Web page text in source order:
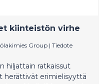
kiinteistön virhe
Group | Tiedote
hiljattain ratkaissut
herättivät erimielisyyttä